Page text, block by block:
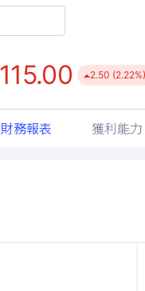
115.00 2.50 (2.22%)
財務報表 獲利能力